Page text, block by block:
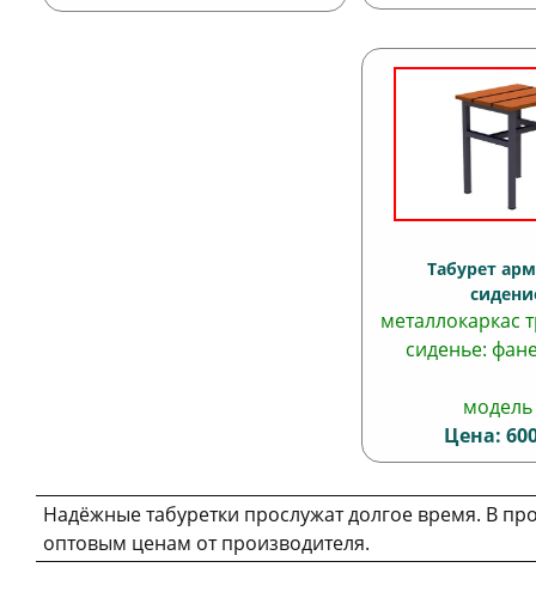
Табурет
металлокаркас
сиденье:
модель
Цена:
Надёжные табуретки прослужат долгое время. В
оптовым ценам от производителя.